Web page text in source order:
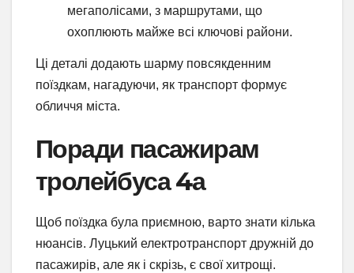
мегаполісами, з маршрутами, що
охоплюють майже всі ключові райони.
Ці деталі додають шарму повсякденним
поїздкам, нагадуючи, як транспорт формує
обличчя міста.
Поради пасажирам
тролейбуса 4а
Щоб поїздка була приємною, варто знати кілька
нюансів. Луцький електротранспорт дружній до
пасажирів, але як і скрізь, є свої хитрощі.